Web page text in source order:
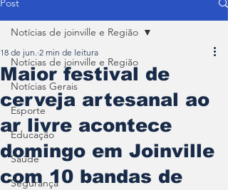
Post
Notícias de joinville e Região
Notícias Gerais
Esporte
Educação
Saúde
Segurança
Notícias de joinville e Região
Maior festival de
cerveja artesanal ao
ar livre acontece
domingo em Joinville
com 10 bandas de
18 de jun. 2 min de leitura